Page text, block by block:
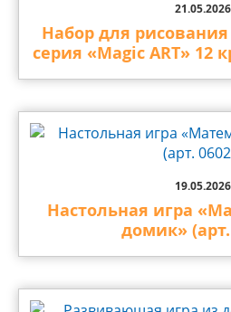
21.05.2026
Набор для
серия «Magic ART» 12
19.05.2026
Настольная игра
домик» (арт.